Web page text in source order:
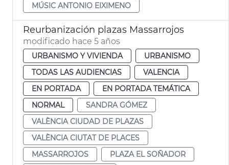
MÚSIC ANTONIO EIXIMENO
Reurbanización plazas Massarrojos
modificado hace 5 años
URBANISMO Y VIVIENDA
URBANISMO
TODAS LAS AUDIENCIAS
VALENCIA
EN PORTADA
EN PORTADA TEMÁTICA
NORMAL
SANDRA GÓMEZ
VALÈNCIA CIUDAD DE PLAZAS
VALÈNCIA CIUTAT DE PLACES
MASSARROJOS
PLAZA EL SOÑADOR